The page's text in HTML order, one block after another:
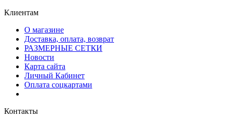
Клиентам
О магазине
Доставка, оплата, возврат
РАЗМЕРНЫЕ СЕТКИ
Новости
Карта сайта
Личный Кабинет
Оплата соцкартами
Контакты